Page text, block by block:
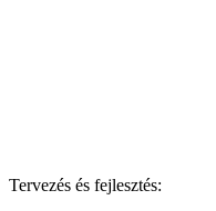
Tervezés és fejlesztés: